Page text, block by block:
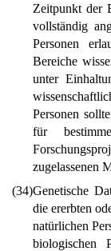
Zeitpunkt der
vollständig
Personen
Bereiche
unter
Personen
für
zugelassenen
(34)Genetische
die ererbten
natürlichen
biologischen